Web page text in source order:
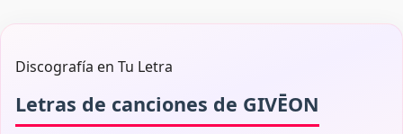
Discografía en Tu Letra
Letras de canciones de GIVĒON